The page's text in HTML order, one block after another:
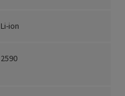
Li-ion
2590